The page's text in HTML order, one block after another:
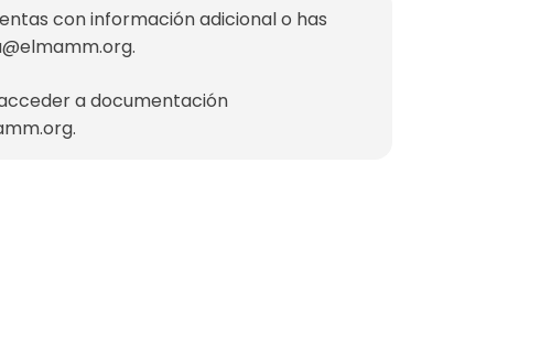
con información adicional o has
.
a documentación
.